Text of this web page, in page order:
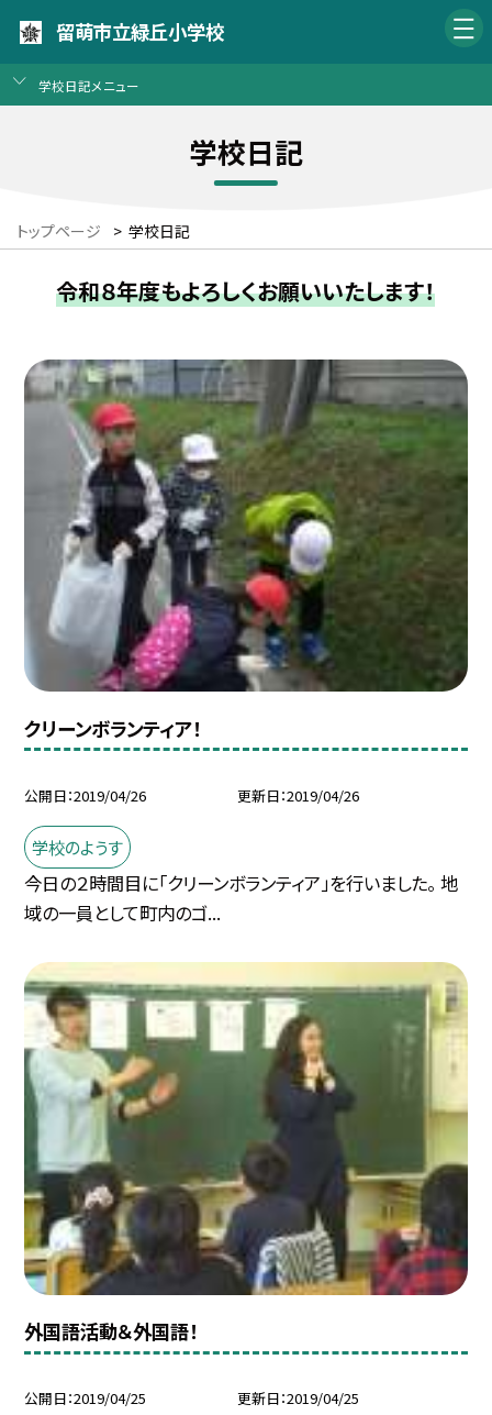
留萌市立緑丘小学校
学校日記メニュー
学校日記
トップページ > 学校日記
令和８年度もよろしくお願いいたします！
クリーンボランティア！
公開日 2019/04/26 更新日 2019/04/26
学校のようす
今日の２時間目に「クリーンボランティア」を行いました。 地
域の一員として町内のゴ...
外国語活動＆外国語！
公開日 2019/04/25 更新日 2019/04/25